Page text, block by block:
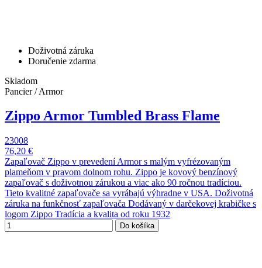
Doživotná záruka
Doručenie zdarma
Skladom
Pancier / Armor
Zippo Armor Tumbled Brass Flame
23008
76,20 €
Zapaľovač Zippo v prevedení Armor s malým vyfrézovaným
plameňom v pravom dolnom rohu. Zippo je kovový benzínový
zapaľovač s doživotnou zárukou a viac ako 90 ročnou tradíciou.
Tieto kvalitné zapaľovače sa vyrábajú výhradne v USA. Doživotná
záruka na funkčnosť zapaľovača Dodávaný v darčekovej krabičke s
logom Zippo Tradícia a kvalita od roku 1932
Do košíka